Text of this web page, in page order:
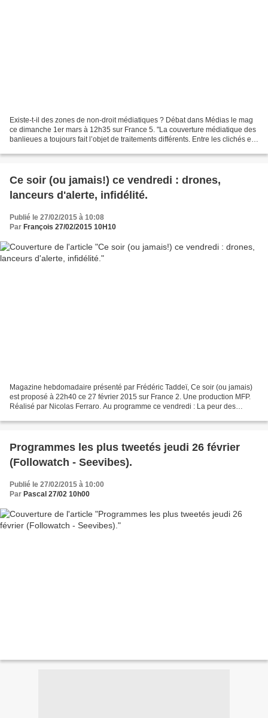
Existe-t-il des zones de non-droit médiatiques ? Débat dans Médias le mag
ce dimanche 1er mars à 12h35 sur France 5. "La couverture médiatique des
banlieues a toujours fait l’objet de traitements différents. Entre les clichés et
Ce soir (ou jamais!) ce vendredi : drones,
lanceurs d'alerte, infidélité.
Publié le 27/02/2015 à 10:08
Par François 27/02/2015 10H10
Magazine hebdomadaire présenté par Frédéric Taddeï, Ce soir (ou jamais)
est proposé à 22h40 ce 27 février 2015 sur France 2. Une production MFP.
Réalisé par Nicolas Ferraro. Au programme ce vendredi : La peur des
Programmes les plus tweetés jeudi 26 février
(Followatch - Seevibes).
Publié le 27/02/2015 à 10:00
Par Pascal 27/02 10h00